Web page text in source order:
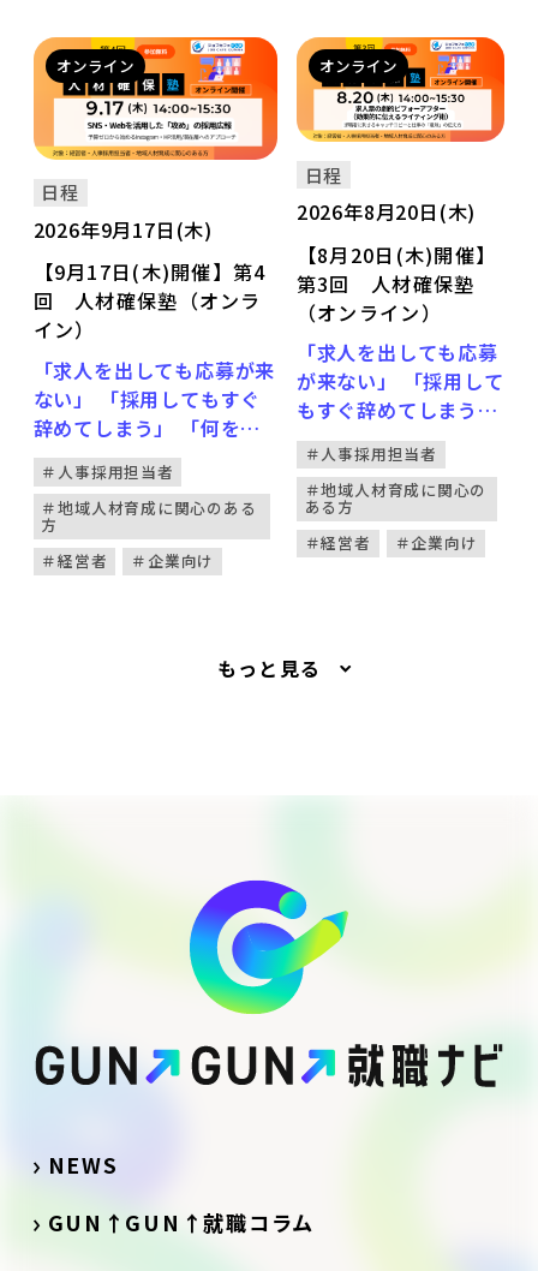
オンライン
日程
2026年9月17日(木)
【9月17日(木)開催】第4
回 人材確保塾（オンラ
イン）
「求人を出しても応募が来
ない」 「採用してもすぐ
辞めてしまう」 「何を変
えればいいのかわからな
い」 そんな課題を抱えて
いませんか？ 本セミナー
は、 “選ぶ採用”から“選ば
れる採用”へ転換するため
変化を正しく捉え、 自社
の強みを言語化し、 伝わ
＃人事採用担当者
＃地域人材育成に関心のある
方
＃経営者
＃企業向け
オンライン
日程
2026年8月20日(木)
【8月20日(木)開催】
第3回 人材確保塾
（オンライン）
「求人を出しても応募
が来ない」 「採用して
もすぐ辞めてしまう」
「何を変えればいいの
かわからない」 そんな
課題を抱えていません
か？ 本セミナーは、
“選ぶ採用”から“選ば
労働市場の変化を正し
＃人事採用担当者
＃地域人材育成に関心の
ある方
＃経営者
＃企業向け
もっと見る
NEWS
GUN↑GUN↑就職コラム